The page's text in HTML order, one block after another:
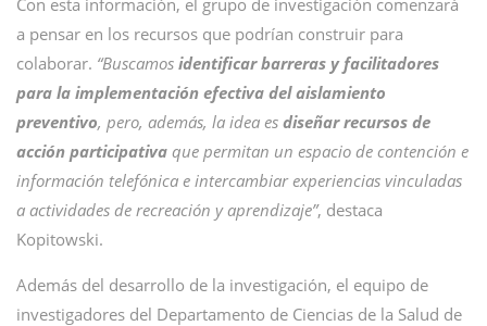
Con esta información, el grupo de investigación comenzará
a pensar en los recursos que podrían construir para
colaborar. “Buscamos identificar barreras y facilitadores
para la implementación efectiva del aislamiento
preventivo, pero, además, la idea es diseñar recursos de
acción participativa que permitan un espacio de contención e
información telefónica e intercambiar experiencias vinculadas
a actividades de recreación y aprendizaje”, destaca
Kopitowski.
Además del desarrollo de la investigación, el equipo de
investigadores del Departamento de Ciencias de la Salud de